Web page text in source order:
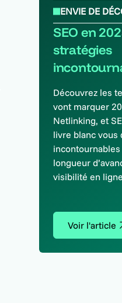
ENVIE DE
SEO en
stratégies
Découvrez les
vont marquer
Netlinking, et
livre blanc vous
longueur
visibilité en
Voir l'article